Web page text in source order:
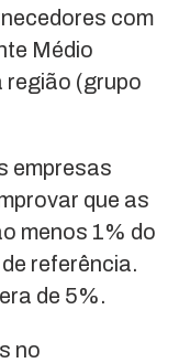
com
Médio
região (grupo
empresas
que as
menos 1% do
referência.
de 5%.
no